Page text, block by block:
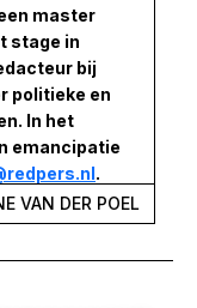
master
stage in
bij
politieke en
In het
emancipatie
.
VAN DER POEL